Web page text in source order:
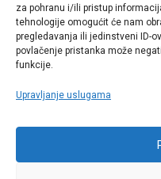
za pohranu i/ili pristup
tehnologije omogućit će nam
pregledavanja ili jedinstveni ID-
povlačenje pristanka može
funkcije.
Upravljanje uslugama
WAVE POWER
LLV 0W-30 (4L)